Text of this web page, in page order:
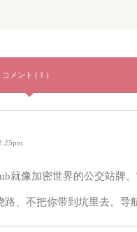
コメント ( 1 )
就像加密世界的公交站牌
、不把你带到坑里去。导